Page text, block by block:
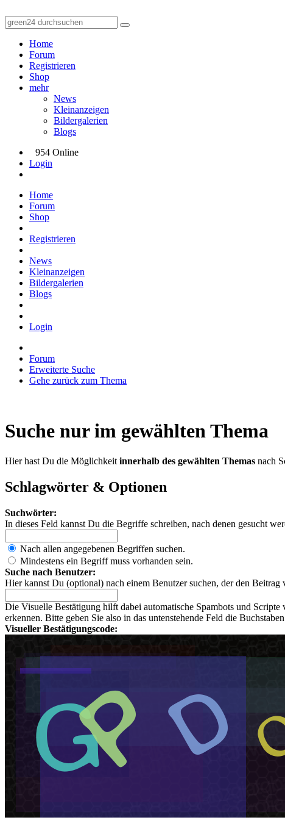
Home
Forum
Registrieren
Shop
mehr
News
Kleinanzeigen
Bildergalerien
Blogs
954 Online
Login
Home
Forum
Shop
Registrieren
News
Kleinanzeigen
Bildergalerien
Blogs
Login
Forum
Erweiterte Suche
Gehe zurück zum Thema
Suche nur im gewählten Thema
Hier hast Du die Möglichkeit innerhalb des gewählten Themas nach
Schlagwörter & Optionen
Suchwörter:
In dieses Feld kannst Du die Begriffe schreiben, nach denen gesucht
Nach allen angegebenen Begriffen suchen.
Mindestens ein Begriff muss vorhanden sein.
Suche nach Benutzer:
Hier kannst Du (optional) nach einem Benutzer suchen, der den
Die Visuelle Bestätigung hilft dabei automatische Spambots und
erkennen. Bitte geben Sie also in das untenstehende Feld die
Visueller Bestätigungscode: